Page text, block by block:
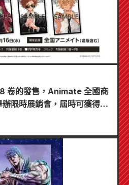
8 卷的發售，Animate 全國商
限時展銷會，屆時可獲得特